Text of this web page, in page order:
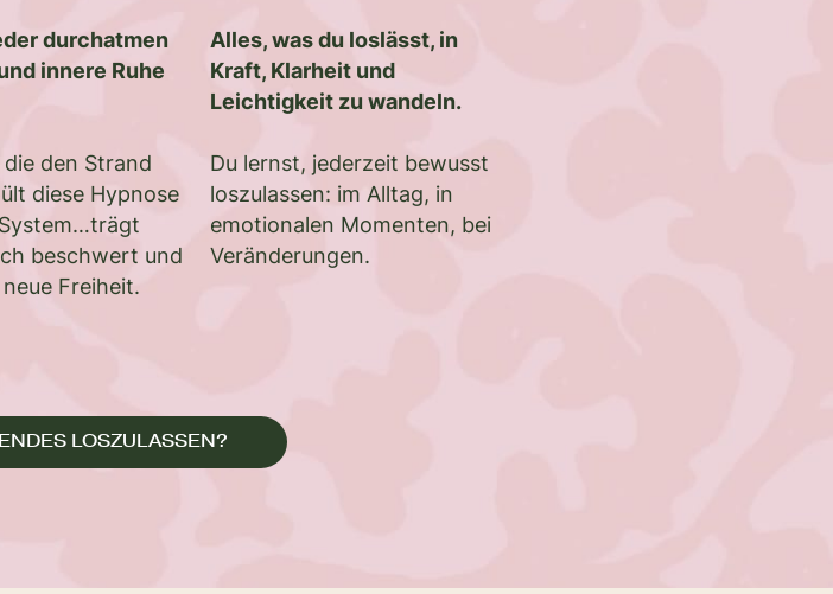
durchatmen
innere Ruhe
die den Strand
diese Hypnose
beschwert und
Freiheit.
Alles, was du loslässt, in
Kraft, Klarheit und
Leichtigkeit zu wandeln.
Du lernst, jederzeit bewusst
loszulassen: im Alltag, in
emotionalen Momenten, bei
Veränderungen.
LOSZULASSEN?